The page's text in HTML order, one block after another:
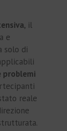
, il
e
solo di
problemi
reale